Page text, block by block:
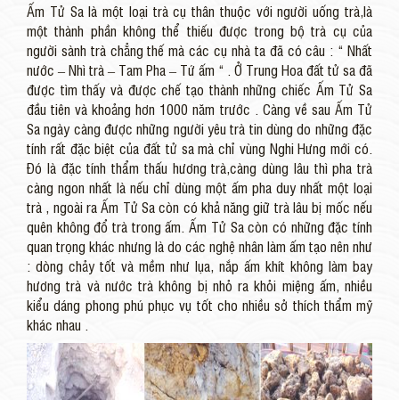
Ấm Tử Sa là một loại trà cụ thân thuộc với người uống trà,là
một thành phần không thể thiếu được trong bộ trà cụ của
người sành trà chẳng thế mà các cụ nhà ta đã có câu : “ Nhất
nước – Nhì trà – Tam Pha – Tứ ấm “ . Ở Trung Hoa đất tử sa đã
được tìm thấy và được chế tạo thành những chiếc Ấm Tử Sa
đầu tiên và khoảng hơn 1000 năm trước . Càng về sau Ấm Tử
Sa ngày càng được những người yêu trà tin dùng do những đặc
tính rất đặc biệt của đất tử sa mà chỉ vùng Nghi Hưng mới có.
Đó là đặc tính thẩm thấu hương trà,càng dùng lâu thì pha trà
càng ngon nhất là nếu chỉ dùng một ấm pha duy nhất một loại
trà , ngoài ra Ấm Tử Sa còn có khả năng giữ trà lâu bị mốc nếu
quên không đổ trà trong ấm. Ấm Tử Sa còn có những đặc tính
quan trọng khác nhưng là do các nghệ nhân làm ấm tạo nên như
: dòng chảy tốt và mềm như lụa, nắp ấm khít không làm bay
hương trà và nước trà không bị nhỏ ra khỏi miệng ấm, nhiều
kiểu dáng phong phú phục vụ tốt cho nhiều sở thích thẩm mỹ
khác nhau .